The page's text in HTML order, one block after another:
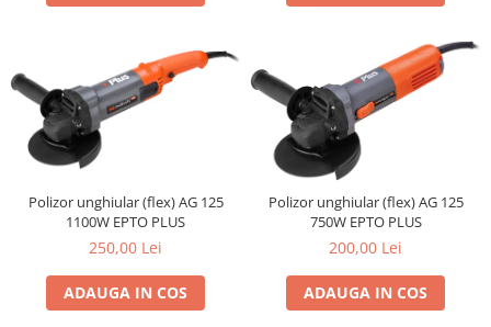
Polizor unghiular (flex) AG 125
1100W EPTO PLUS
250,00 Lei
ADAUGA IN COS
Polizor unghiular (flex) AG 125
750W EPTO PLUS
200,00 Lei
ADAUGA IN COS